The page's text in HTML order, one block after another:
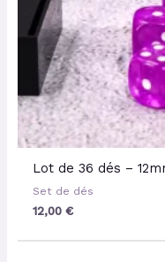
Lot de 36 dés –
Set de dés
12,00€